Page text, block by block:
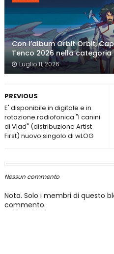
Con l’album Orbit Orbit,
Tenco 2026 nella
Luglio 11, 2026
PREVIOUS
E' disponibile in digitale e in
rotazione radiofonica "I canini
di Vlad" (distribuzione Artist
First) nuovo singolo di wLOG
Nessun commento
Nota. Solo i membri di questo
commento.